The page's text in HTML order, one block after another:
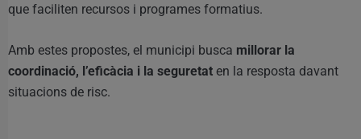
que faciliten recursos i programes formatius.
Amb estes propostes, el municipi busca millorar la
coordinació, l’eficàcia i la seguretat en la resposta davant
situacions de risc.